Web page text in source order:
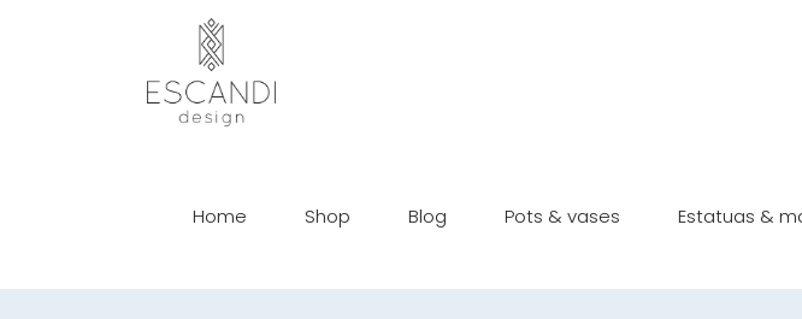
Home Shop Blog Pots & vases Estatuas &